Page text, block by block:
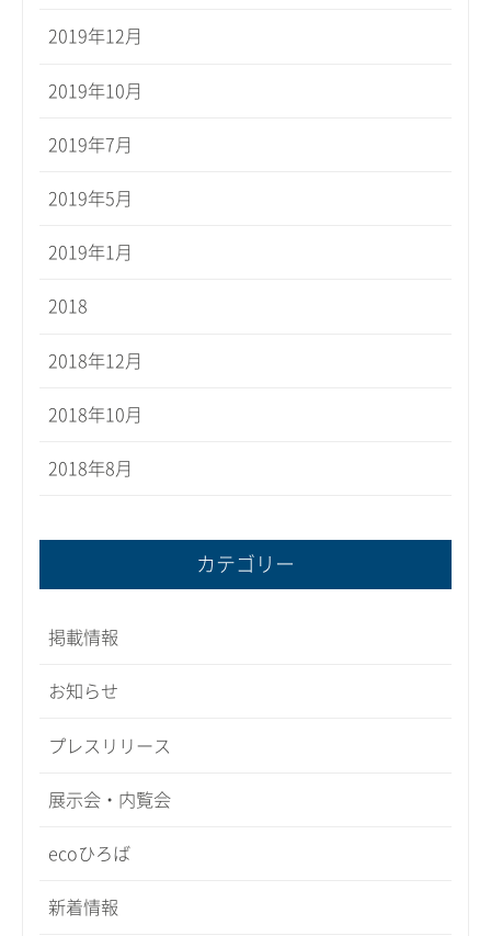
2019年12月
2019年10月
2019年7月
2019年5月
2019年1月
2018
2018年12月
2018年10月
2018年8月
カテゴリー
掲載情報
お知らせ
プレスリリース
展示会・内覧会
ecoひろば
新着情報